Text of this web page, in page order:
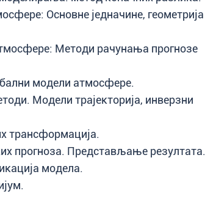
Основне једначине, геометрија
Методи рачунања прогнозе
модели атмосфере.
Модели трајекторија, инверзни
трансформација.
прогноза. Представљање резултата.
модела.